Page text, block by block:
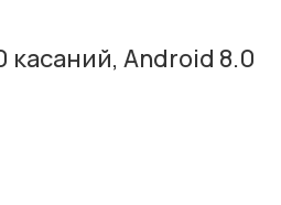
касаний, Android 8.0